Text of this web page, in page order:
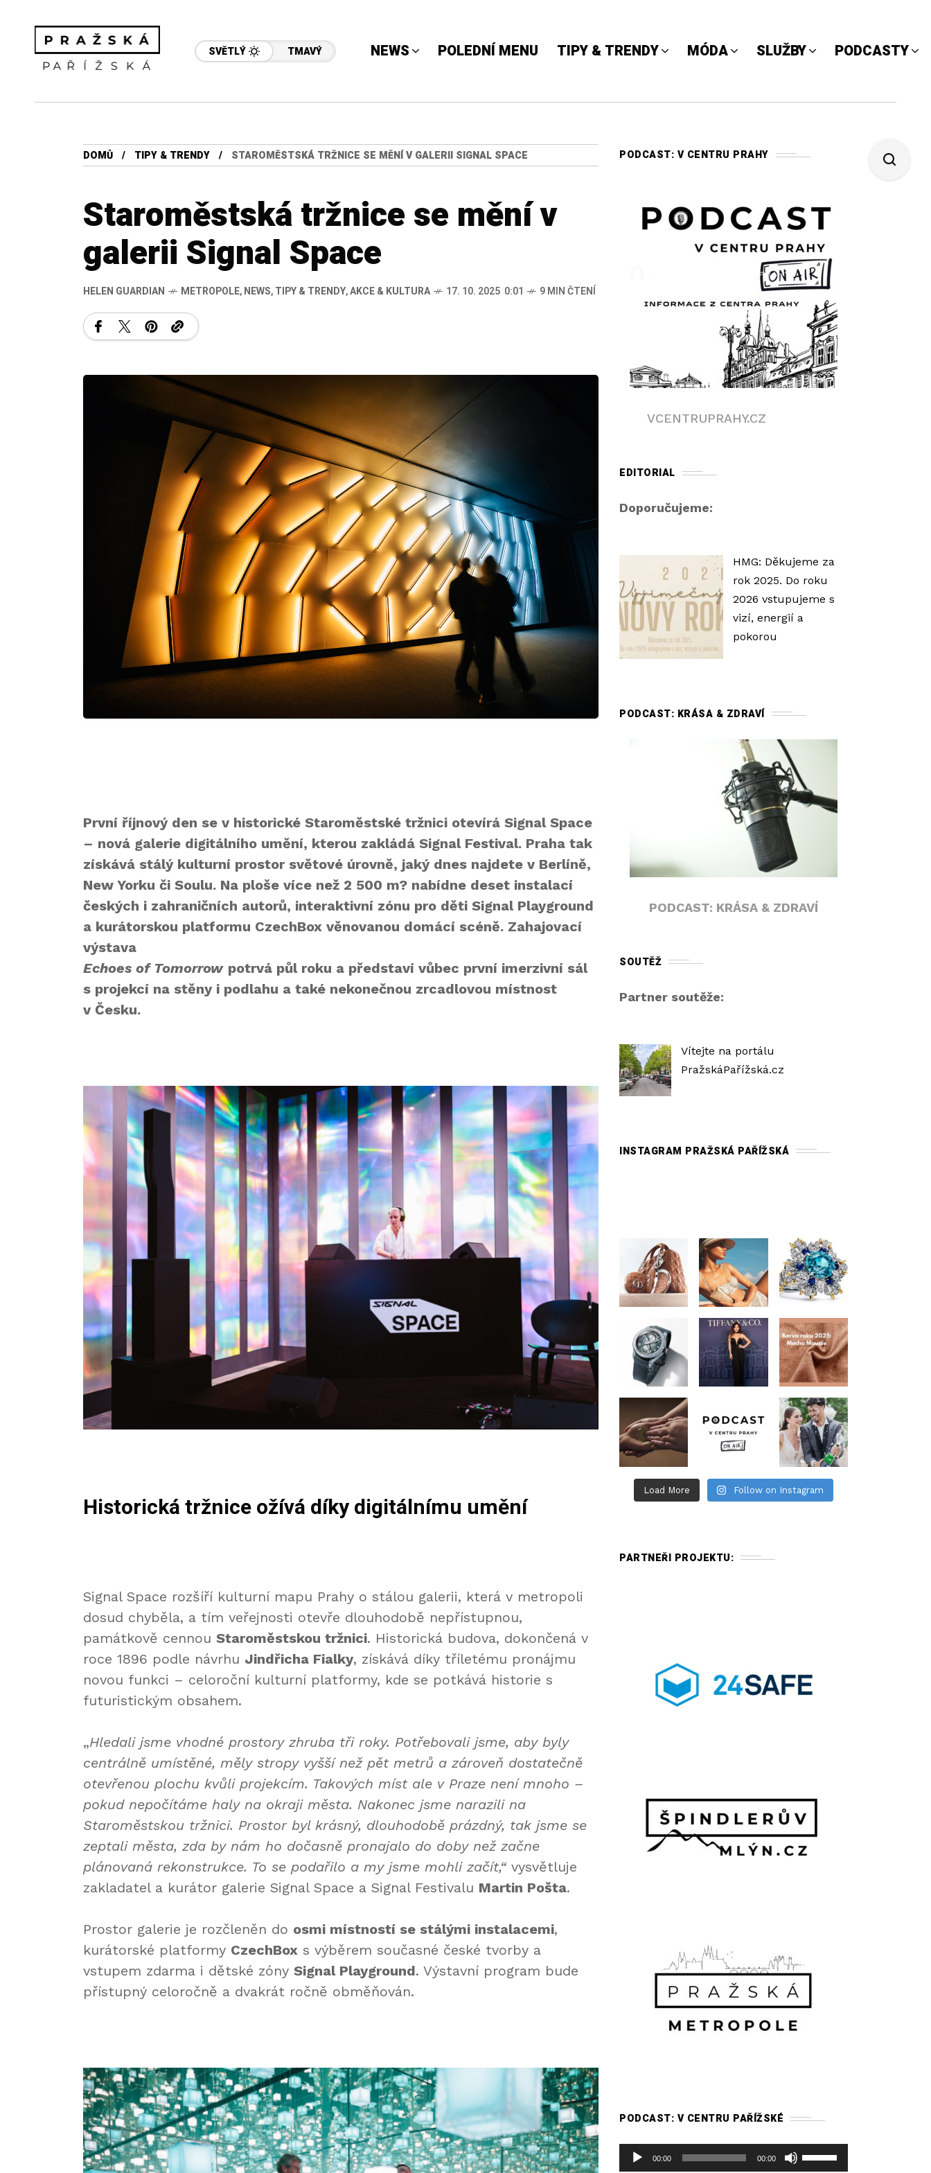
SVĚTLÝ TMAVÝ NEWS POLEDNÍ MENU TIPY & TRENDY MÓDA SLUŽBY PODCASTY
DOMŮ TIPY & TRENDY STAROMĚSTSKÁ TRŽNICE SE MĚNÍ V GALERII SIGNAL SPACE
Staroměstská tržnice se mění v
galerii Signal Space
HELEN GUARDIAN METROPOLE,NEWS,TIPY & TRENDY,AKCE & KULTURA 17. 10. 2025 0:01 9 MIN ČTENÍ
První říjnový den se v historické Staroměstské tržnici otevírá Signal Space
– nová galerie digitálního umění, kterou zakládá Signal Festival. Praha tak
získává stálý kulturní prostor světové úrovně, jaký dnes najdete v Berlíně,
New Yorku či Soulu. Na ploše více než 2 500 m? nabídne deset instalací
českých i zahraničních autorů, interaktivní zónu pro děti Signal Playground
a kurátorskou platformu CzechBox věnovanou domácí scéně. Zahajovací
výstava
Echoes of Tomorrow potrvá půl roku a představí vůbec první imerzivní sál
s projekcí na stěny i podlahu a také nekonečnou zrcadlovou místnost
v Česku.
Historická tržnice ožívá díky digitálnímu umění
Signal Space rozšíří kulturní mapu Prahy o stálou galerii, která v metropoli
dosud chyběla, a tím veřejnosti otevře dlouhodobě nepřístupnou,
památkově cennou Staroměstskou tržnici. Historická budova, dokončená v
roce 1896 podle návrhu Jindřicha Fialky, získává díky tříletému pronájmu
novou funkci – celoroční kulturní platformy, kde se potkává historie s
futuristickým obsahem.
„Hledali jsme vhodné prostory zhruba tři roky. Potřebovali jsme, aby byly
centrálně umístěné, měly stropy vyšší než pět metrů a zároveň dostatečně
otevřenou plochu kvůli projekcím. Takových míst ale v Praze není mnoho –
pokud nepočítáme haly na okraji města. Nakonec jsme narazili na
Staroměstskou tržnici. Prostor byl krásný, dlouhodobě prázdný, tak jsme se
zeptali města, zda by nám ho dočasně pronajalo do doby než začne
plánovaná rekonstrukce. To se podařilo a my jsme mohli začít,“vysvětluje
zakladatel a kurátor galerie Signal Space a Signal Festivalu Martin Pošta.
Prostor galerie je rozčleněn do osmi místností se stálými instalacemi,
kurátorské platformy CzechBox s výběrem současné české tvorby a
vstupem zdarma i dětské zóny Signal Playground. Výstavní program bude
přístupný celoročně a dvakrát ročně obměňován.
PODCAST: V CENTRU PRAHY
VCENTRUPRAHY.CZ
EDITORIAL
Doporučujeme:
HMG: Děkujeme za
rok 2025. Do roku
2026 vstupujeme s
vizí, energií a
pokorou
PODCAST: KRÁSA & ZDRAVÍ
PODCAST: KRÁSA & ZDRAVÍ
SOUTĚŽ
Partner soutěže:
Vítejte na portálu
PražskáPařížská.cz
INSTAGRAM PRAŽSKÁ PAŘÍŽSKÁ
Load More Follow on Instagram
PARTNEŘI PROJEKTU:
PODCAST: V CENTRU PAŘÍŽSKÉ
00:00 00:00
P